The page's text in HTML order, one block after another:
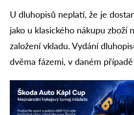
U dluhopisů neplatí, že je
jako u klasického nákupu zboží
založení vkladu. Vydání
dvěma fázemi, v daném